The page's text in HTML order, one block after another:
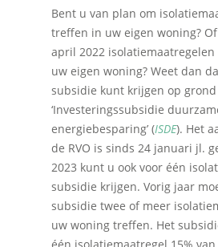
Bent u van plan om
treffen in uw eigen woning?
april 2022
uw eigen woning? Weet dan
subsidie kunt krijgen op grond
‘Investeringssubsidie
energiebesparing’ (ISDE). Het
de RVO is sinds 24 januari jl.
2023 kunt u ook voor één
subsidie krijgen. Vorig jaar
subsidie twee of meer
uw woning treffen. Het